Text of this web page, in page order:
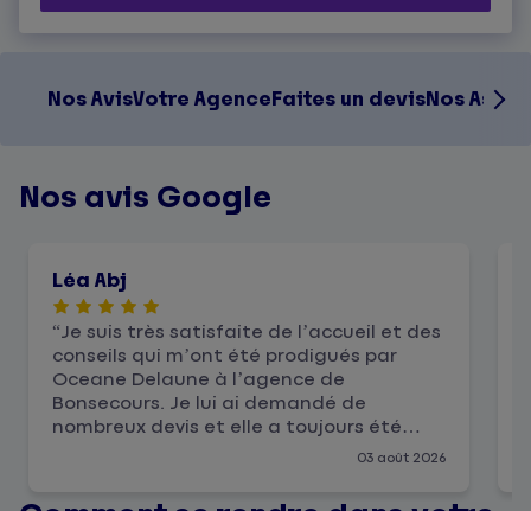
Nos AvisVotre AgenceFaites un devisNos
Nos avis Google
Léa Abj
03 août 2026
Je suis très satisfaite de l’accueil et des
conseils qui m’ont été prodigués par
Oceane Delaune à l’agence de
Bonsecours. Je lui ai demandé de
nombreux devis et elle a toujours été
disponible et très professionnelle. Je